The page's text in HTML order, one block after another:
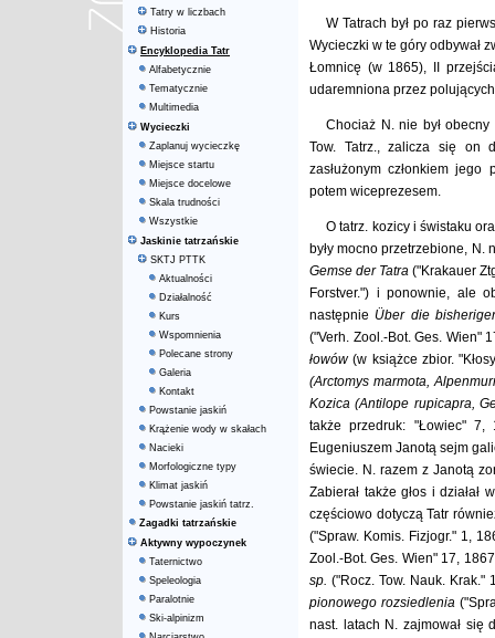
Tatry w liczbach
Historia
Encyklopedia Tatr
Alfabetycznie
Tematycznie
Multimedia
Wycieczki
Zaplanuj wycieczkę
Miejsce startu
Miejsce docelowe
Skala trudności
Wszystkie
Jaskinie tatrzańskie
SKTJ PTTK
Aktualności
Działalność
Kurs
Wspomnienia
Polecane strony
Galeria
Kontakt
Powstanie jaskiń
Krążenie wody w skałach
Nacieki
Morfologiczne typy
Klimat jaskiń
Powstanie jaskiń tatrz.
Zagadki tatrzańskie
Aktywny wypoczynek
Taternictwo
Speleologia
Paralotnie
Ski-alpinizm
W Tatrach był po raz
Wycieczki w te góry odbywał
Łomnicę (w 1865), II
udaremniona przez
Chociaż N. nie był
Tow. Tatrz., zalicza się on
zasłużonym członkiem
potem wiceprezesem.
O tatrz. kozicy i świstaku
były mocno przetrzebione, N.
Gemse der Tatra("Krakauer
Forstver.") i ponownie, ale
następnie Über die
("Verh. Zool.-Bot. Ges. Wien"
łowów(w książce zbior.
(Arctomys marmota,
Kozica (Antilope rupicapra,
także przedruk: "Łowiec" 7,
Eugeniuszem Janotą sejm
świecie. N. razem z Janotą
Zabierał także głos i
częściowo dotyczą Tatr
("Spraw. Komis. Fizjogr." 1,
Zool.-Bot. Ges. Wien" 17,
sp.("Rocz. Tow. Nauk.
pionowego rozsiedlenia
nast. latach N. zajmował się